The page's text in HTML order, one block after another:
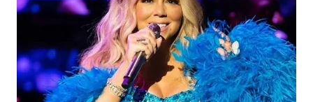
CIANJUR
WN
KEPULAUAN
SERIBU